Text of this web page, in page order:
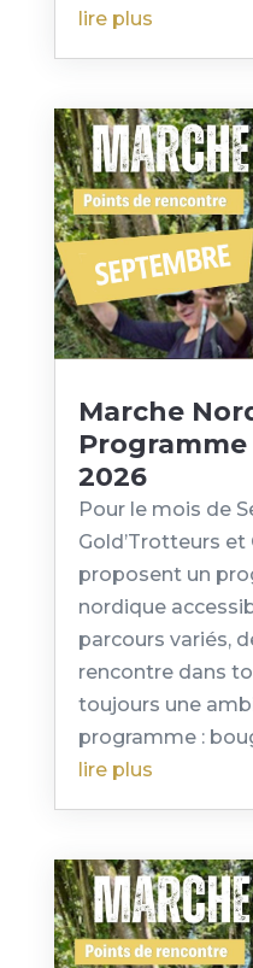
lire plus
Marche
2026
Pour le mois de
Gold’Trotteurs et
proposent un
nordique
parcours variés,
rencontre dans
toujours une
programme :
lire plus